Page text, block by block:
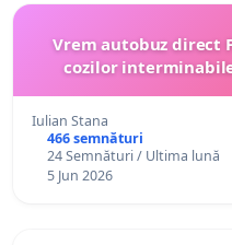
Vrem autobuz direct
cozilor
Iulian Stana
466 semnături
24 Semnături / Ultima lună
5 Jun 2026